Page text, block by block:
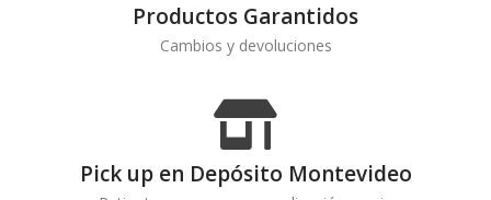
Productos Garantidos
Cambios y devoluciones
Pick up en Depósito Montevideo